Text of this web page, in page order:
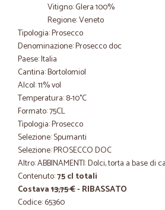
Vitigno: Glera 100%
Regione: Veneto
Tipologia: Prosecco
Denominazione: Prosecco doc
Paese: Italia
Cantina: Bortolomiol
Alcol: 11% vol
Temperatura: 8-10°C
Formato: 75CL
Tipologia: Prosecco
Selezione: Spumanti
Selezione: PROSECCO DOC
Altro: ABBINAMENTI: Dolci, torta a base di
Contenuto:75 cl totali
Costava13,75 €- RIBASSATO
Codice: 65360